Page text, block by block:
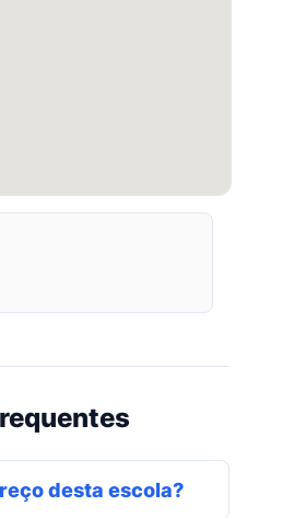
desta escola?